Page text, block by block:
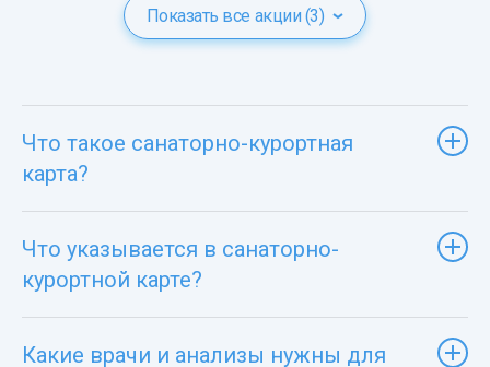
Показать все акции (3)
Что такое санаторно-курортная
карта?
Что указывается в санаторно-
курортной карте?
Какие врачи и анализы нужны для